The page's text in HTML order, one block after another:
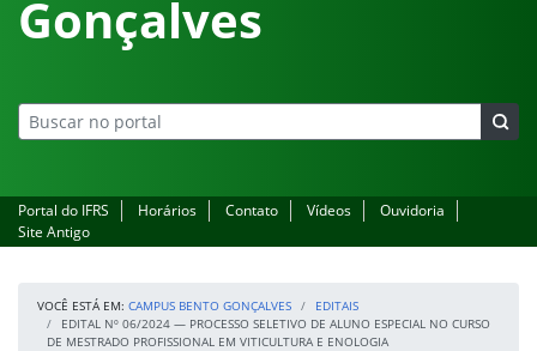
Gonçalves
Portal do IFRS Horários Contato Vídeos
Ouvidoria
Site Antigo
VOCÊ ESTÁ EM: CAMPUS BENTO GONÇALVES
EDITAIS
EDITAL Nº 06/2024 — PROCESSO SELETIVO DE ALUNO ESPECIAL NO CURSO
DE MESTRADO PROFISSIONAL EM VITICULTURA E ENOLOGIA